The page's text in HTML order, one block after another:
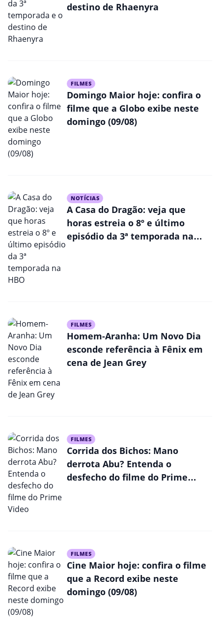
destino de Rhaenyra
FILMES
Domingo Maior hoje: confira o
filme que a Globo exibe neste
domingo (09/08)
NOTÍCIAS
A Casa do Dragão: veja que
horas estreia o 8º e último
episódio da 3ª temporada na
FILMES
Homem-Aranha: Um Novo Dia
esconde referência à Fênix em
cena de Jean Grey
FILMES
Corrida dos Bichos: Mano
derrota Abu? Entenda o
desfecho do filme do Prime
FILMES
Cine Maior hoje: confira o filme
que a Record exibe neste
domingo (09/08)